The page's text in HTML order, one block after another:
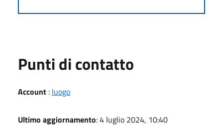
Punti di contatto
Account : luogo
Ultimo aggiornamento: 4 luglio 2024, 10:40